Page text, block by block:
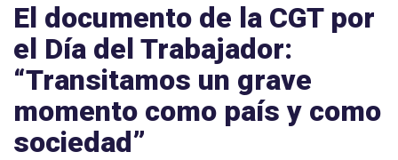
El documento de la CGT por
el Día del Trabajador:
“Transitamos un grave
momento como país y como
sociedad”